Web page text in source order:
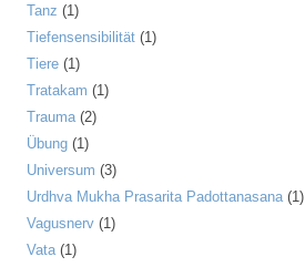
Tanz (1)
Tiefensensibilität (1)
Tiere (1)
Tratakam (1)
Trauma(2)
Übung (1)
Universum (3)
Urdhva Mukha Prasarita Padottanasana(1)
Vagusnerv (1)
Vata(1)